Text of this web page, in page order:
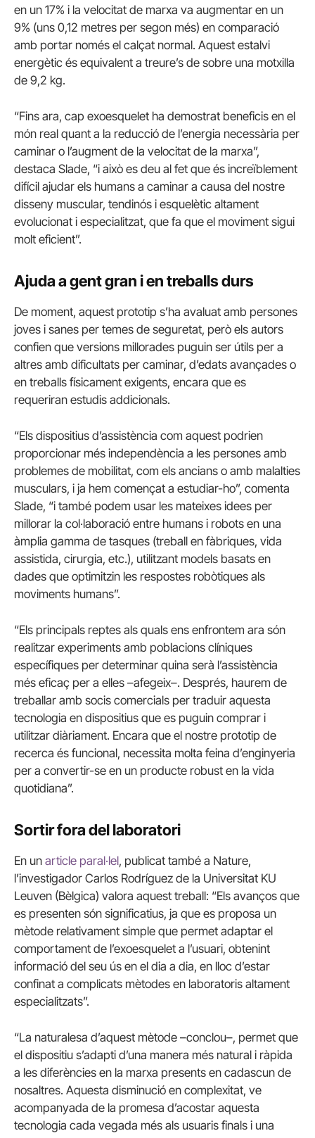
en un 17% i la velocitat de marxa va augmentar en un
9% (uns 0,12 metres per segon més) en comparació
amb portar només el calçat normal. Aquest estalvi
energètic és equivalent a treure’s de sobre una motxilla
de 9,2 kg.
“Fins ara, cap exoesquelet ha demostrat beneficis en el
món real quant a la reducció de l’energia necessària per
caminar o l’augment de la velocitat de la marxa”,
destaca Slade, “i això es deu al fet que és increïblement
difícil ajudar els humans a caminar a causa del nostre
disseny muscular, tendinós i esquelètic altament
evolucionat i especialitzat, que fa que el moviment sigui
molt eficient”.
Ajuda a gent gran i en treballs durs
De moment, aquest prototip s’ha avaluat amb persones
joves i sanes per temes de seguretat, però els autors
confien que versions millorades puguin ser útils per a
altres amb dificultats per caminar, d’edats avançades o
en treballs físicament exigents, encara que es
requeriran estudis addicionals.
“Els dispositius d’assistència com aquest podrien
proporcionar més independència a les persones amb
problemes de mobilitat, com els ancians o amb malalties
musculars, i ja hem començat a estudiar-ho”, comenta
Slade, “i també podem usar les mateixes idees per
millorar la col·laboració entre humans i robots en una
àmplia gamma de tasques (treball en fàbriques, vida
assistida, cirurgia, etc.), utilitzant models basats en
dades que optimitzin les respostes robòtiques als
moviments humans”.
“Els principals reptes als quals ens enfrontem ara són
realitzar experiments amb poblacions clíniques
específiques per determinar quina serà l’assistència
més eficaç per a elles –afegeix–. Després, haurem de
treballar amb socis comercials per traduir aquesta
tecnologia en dispositius que es puguin comprar i
utilitzar diàriament. Encara que el nostre prototip de
recerca és funcional, necessita molta feina d’enginyeria
per a convertir-se en un producte robust en la vida
quotidiana”.
Sortir fora del laboratori
En un article paral·lel, publicat també a Nature,
l’investigador Carlos Rodríguez de la Universitat KU
Leuven (Bèlgica) valora aquest treball: “Els avanços que
es presenten són significatius, ja que es proposa un
mètode relativament simple que permet adaptar el
comportament de l’exoesquelet a l’usuari, obtenint
informació del seu ús en el dia a dia, en lloc d’estar
confinat a complicats mètodes en laboratoris altament
especialitzats”.
“La naturalesa d’aquest mètode –conclou–, permet que
el dispositiu s’adapti d’una manera més natural i ràpida
a les diferències en la marxa presents en cadascun de
nosaltres. Aquesta disminució en complexitat, ve
acompanyada de la promesa d’acostar aquesta
tecnologia cada vegada més als usuaris finals i una